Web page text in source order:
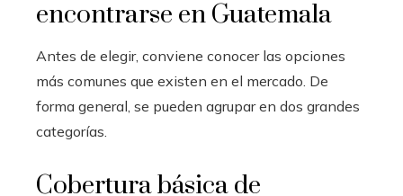
encontrarse en Guatemala
Antes de elegir, conviene conocer las opciones
más comunes que existen en el mercado. De
forma general, se pueden agrupar en dos grandes
categorías.
Cobertura básica de